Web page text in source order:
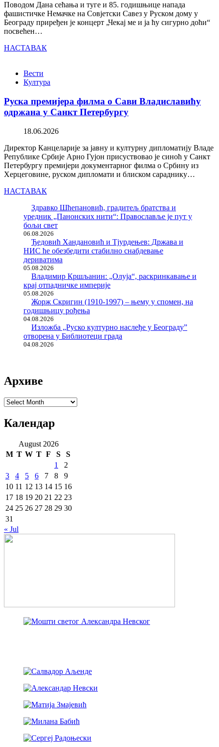
Поводом Дана сећања и туге и 85. годишњице напада
фашистичке Немачке на Совјетски Савез у Руском дому у
Београду приређен је концерт „Чекај ме и ја ћу сигурно доћи“
посвећен…
НАСТАВАК
Вести
Култура
Руска премијера филма о Сави Владиславићу
одржана у Санкт Петербургу
18.06.2026
Директор Канцеларије за јавну и културну дипломатију Владе
Републике Србије Арно Гујон присуствовао је синоћ у Санкт
Петербургу премијери документарног филма о Србину из
Херцеговине, руском дипломати и блиском сараднику…
НАСТАВАК
Здравко Шћепановић, градитељ братства и
уредник „Панонских нити“: Православље је пут у
бољи свет
06.08.2026
Ђедовић Хандановић и Тјурдењев: Држава и
НИС ће обезбедити стабилно снабдевање
дериватима
05.08.2026
Владимир Кршљанин: „Олуја“, раскринкавање и
крај отпадничке империје
05.08.2026
Жорж Скригин (1910-1997) – њему у спомен, на
годишњицу рођења
04.08.2026
Изложба „Руско културно наслеђе у Београду”
отворена у Библиотеци града
04.08.2026
Архиве
Архиве
Календар
August 2026
M T W T F S
S
1
2
3
4 5 6 7 8
9
10 11 12 13 14 15 16
17 18 19 20 21 22 23
24 25 26 27 28 29 30
31
« Jul